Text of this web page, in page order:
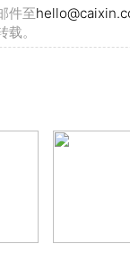
件至
。